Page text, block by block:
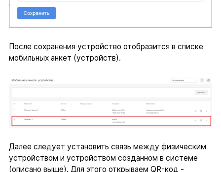
После сохранения устройство отобразится в списке
мобильных анкет (устройств).
Далее следует установить связь между физическим
устройством и устройством созданном в системе
(описано выше). Для этого открываем QR-код -